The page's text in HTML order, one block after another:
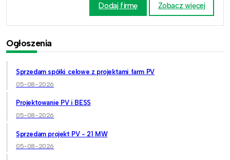
Dodaj firmę Zobacz więcej
Ogłoszenia
Sprzedam spółki celowe z projektami farm PV
05-08-2026
Projektowanie PV i BESS
05-08-2026
Sprzedam projekt PV - 21 MW
05-08-2026